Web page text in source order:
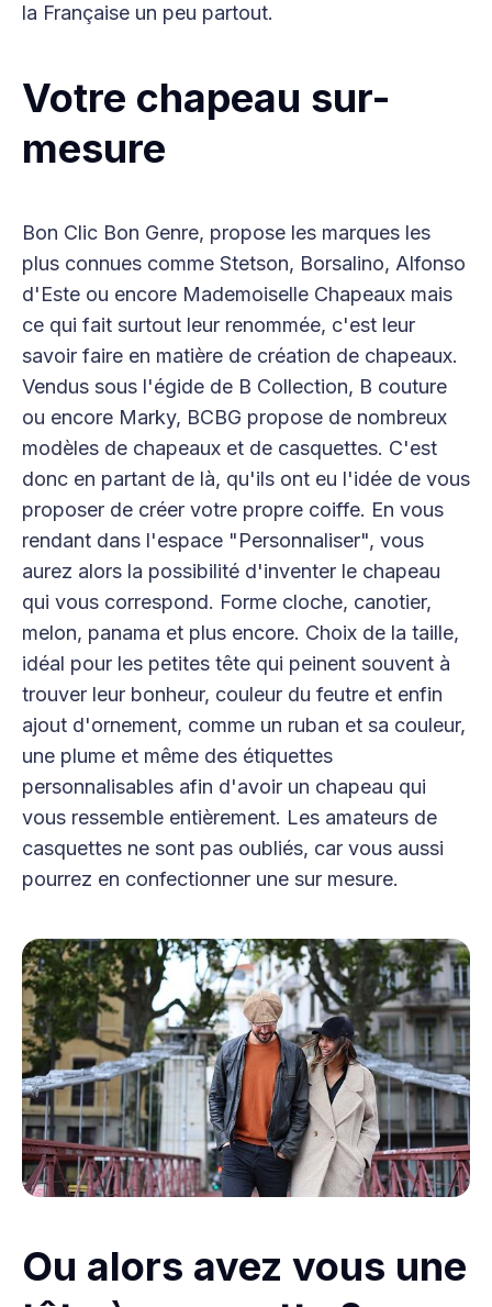
la Française un peu partout.
Votre chapeau sur-
mesure
Bon Clic Bon Genre, propose les marques les
plus connues comme Stetson, Borsalino, Alfonso
d'Este ou encore Mademoiselle Chapeaux mais
ce qui fait surtout leur renommée, c'est leur
savoir faire en matière de création de chapeaux.
Vendus sous l'égide de B Collection, B couture
ou encore Marky, BCBG propose de nombreux
modèles de chapeaux et de casquettes. C'est
donc en partant de là, qu'ils ont eu l'idée de vous
proposer de créer votre propre coiffe. En vous
rendant dans l'espace "Personnaliser", vous
aurez alors la possibilité d'inventer le chapeau
qui vous correspond. Forme cloche, canotier,
melon, panama et plus encore. Choix de la taille,
idéal pour les petites tête qui peinent souvent à
trouver leur bonheur, couleur du feutre et enfin
ajout d'ornement, comme un ruban et sa couleur,
une plume et même des étiquettes
personnalisables afin d'avoir un chapeau qui
vous ressemble entièrement. Les amateurs de
casquettes ne sont pas oubliés, car vous aussi
pourrez en confectionner une sur mesure.
Ou alors avez vous une